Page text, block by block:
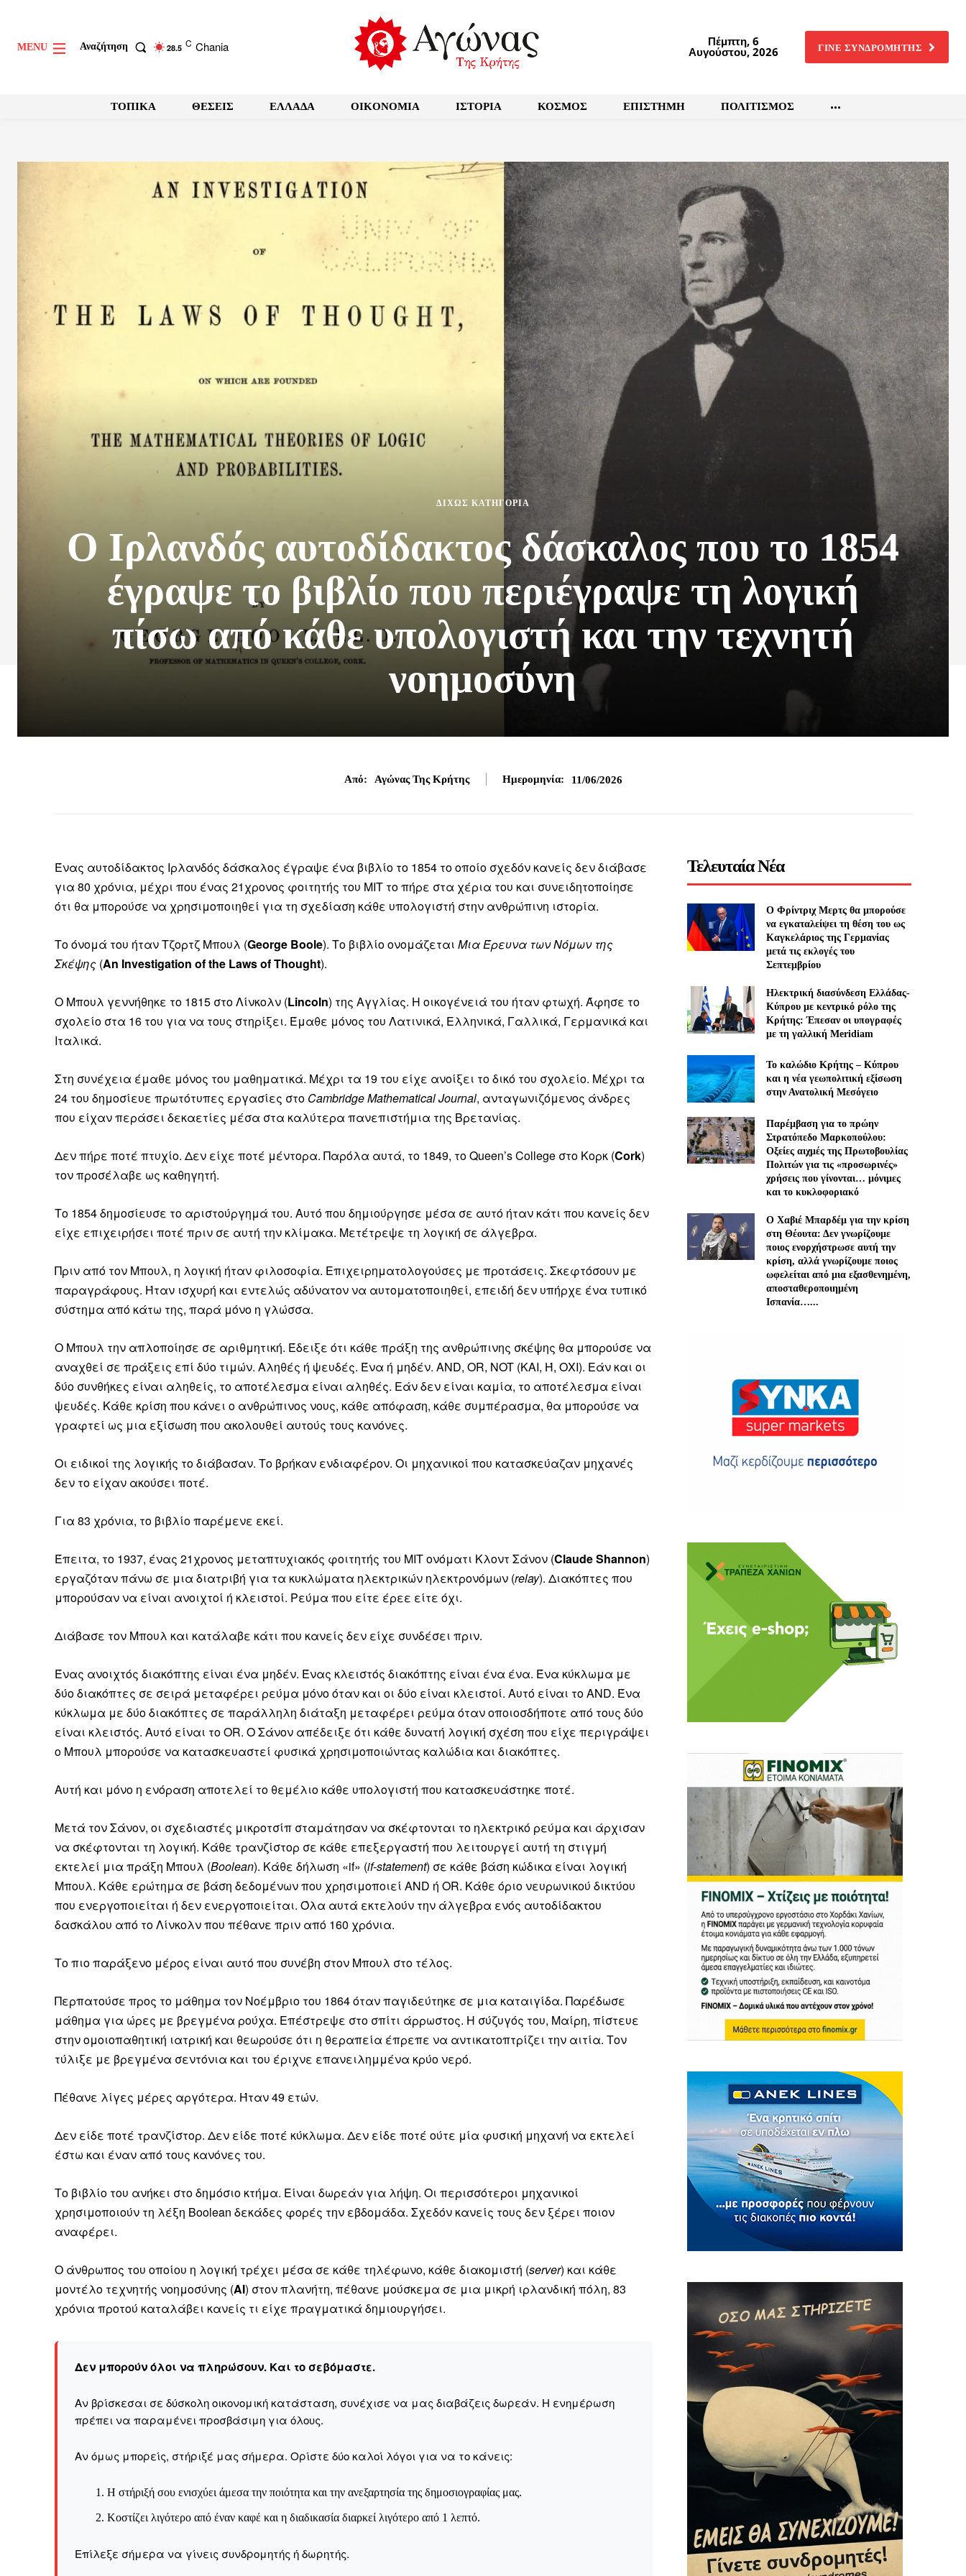
Καθημερινή Μαχητική
Εφημερίδα
ΕΓΓΡΑΦΕΙΤΕ
Ποιοι είμαστε
Δεν μπορούν όλοι να πληρώσουν. Και το σεβόμαστε.
Αν βρίσκεσαι σε δύσκολη οικονομική κατάσταση, συνέχισε να μας διαβάζεις δωρεάν. Η ενημέρωση πρέπει να
παραμένει προσβάσιμη για όλους.
Η στήριξή σου ενισχύει άμεσα την ποιότητα και την ανεξαρτησία της δημοσιογραφίας μας.
Επίλεξε σήμερα να γίνεις συνδρομητής ή δωρητής.
Γίνε συνδρομητής
MENU Αναζήτηση 28.5 C Chania Πέμπτη, 6
Αυγούστου, 2026 ΓΙΝΕ ΣΥΝΔΡΟΜΗΤΗΣ
ΤΟΠΙΚΑ ΘΕΣΕΙΣ ΕΛΛΑΔΑ OIKONOMIA ΙΣΤΟΡΙΑ ΚΟΣΜΟΣ ΕΠΙΣΤΗΜΗ ΠΟΛΙΤΙΣΜΟΣ
ΔΙΧΩΣ ΚΑΤΗΓΟΡΙΑ
Ο Ιρλανδός αυτοδίδακτος δάσκαλος που το 1854
έγραψε το βιβλίο που περιέγραψε τη λογική
πίσω από κάθε υπολογιστή και την τεχνητή
νοημοσύνη
Από: Αγώνας Της Κρήτης Ημερομηνία: 11/06/2026
Ένας αυτοδίδακτος Ιρλανδός δάσκαλος έγραψε ένα βιβλίο το 1854 το οποίο σχεδόν κανείς δεν διάβασε
για 80 χρόνια, μέχρι που ένας 21χρονος φοιτητής του MIT το πήρε στα χέρια του και συνειδητοποίησε
ότι θα μπορούσε να χρησιμοποιηθεί για τη σχεδίαση κάθε υπολογιστή στην ανθρώπινη ιστορία.
Το όνομά του ήταν Τζορτζ Μπουλ (George Boole). Το βιβλίο ονομάζεται Μια Έρευνα των Νόμων της
Σκέψης (An Investigation of the Laws of Thought).
Ο Μπουλ γεννήθηκε το 1815 στο Λίνκολν (Lincoln) της Αγγλίας. Η οικογένειά του ήταν φτωχή. Άφησε το
σχολείο στα 16 του για να τους στηρίξει. Έμαθε μόνος του Λατινικά, Ελληνικά, Γαλλικά, Γερμανικά και
Ιταλικά.
Στη συνέχεια έμαθε μόνος του μαθηματικά. Μέχρι τα 19 του είχε ανοίξει το δικό του σχολείο. Μέχρι τα
24 του δημοσίευε πρωτότυπες εργασίες στο Cambridge Mathematical Journal, ανταγωνιζόμενος άνδρες
που είχαν περάσει δεκαετίες μέσα στα καλύτερα πανεπιστήμια της Βρετανίας.
Δεν πήρε ποτέ πτυχίο. Δεν είχε ποτέ μέντορα. Παρόλα αυτά, το 1849, το Queen’s College στο Κορκ (Cork)
τον προσέλαβε ως καθηγητή.
Το 1854 δημοσίευσε το αριστούργημά του. Αυτό που δημιούργησε μέσα σε αυτό ήταν κάτι που κανείς δεν
είχε επιχειρήσει ποτέ πριν σε αυτή την κλίμακα. Μετέτρεψε τη λογική σε άλγεβρα.
Πριν από τον Μπουλ, η λογική ήταν φιλοσοφία. Επιχειρηματολογούσες με προτάσεις. Σκεφτόσουν με
παραγράφους. Ήταν ισχυρή και εντελώς αδύνατον να αυτοματοποιηθεί, επειδή δεν υπήρχε ένα τυπικό
σύστημα από κάτω της, παρά μόνο η γλώσσα.
Ο Μπουλ την απλοποίησε σε αριθμητική. Έδειξε ότι κάθε πράξη της ανθρώπινης σκέψης θα μπορούσε να
αναχθεί σε πράξεις επί δύο τιμών. Αληθές ή ψευδές. Ένα ή μηδέν. AND, OR, NOT (ΚΑΙ, Ή, ΟΧΙ). Εάν και οι
δύο συνθήκες είναι αληθείς, το αποτέλεσμα είναι αληθές. Εάν δεν είναι καμία, το αποτέλεσμα είναι
ψευδές. Κάθε κρίση που κάνει ο ανθρώπινος νους, κάθε απόφαση, κάθε συμπέρασμα, θα μπορούσε να
γραφτεί ως μια εξίσωση που ακολουθεί αυτούς τους κανόνες.
Οι ειδικοί της λογικής το διάβασαν. Το βρήκαν ενδιαφέρον. Οι μηχανικοί που κατασκεύαζαν μηχανές
δεν το είχαν ακούσει ποτέ.
Για 83 χρόνια, το βιβλίο παρέμενε εκεί.
Έπειτα, το 1937, ένας 21χρονος μεταπτυχιακός φοιτητής του MIT ονόματι Κλοντ Σάνον (Claude Shannon)
εργαζόταν πάνω σε μια διατριβή για τα κυκλώματα ηλεκτρικών ηλεκτρονόμων (relay). Διακόπτες που
μπορούσαν να είναι ανοιχτοί ή κλειστοί. Ρεύμα που είτε έρεε είτε όχι.
Διάβασε τον Μπουλ και κατάλαβε κάτι που κανείς δεν είχε συνδέσει πριν.
Ένας ανοιχτός διακόπτης είναι ένα μηδέν. Ένας κλειστός διακόπτης είναι ένα ένα. Ένα κύκλωμα με
δύο διακόπτες σε σειρά μεταφέρει ρεύμα μόνο όταν και οι δύο είναι κλειστοί. Αυτό είναι το AND. Ένα
κύκλωμα με δύο διακόπτες σε παράλληλη διάταξη μεταφέρει ρεύμα όταν οποιοσδήποτε από τους δύο
είναι κλειστός. Αυτό είναι το OR. Ο Σάνον απέδειξε ότι κάθε δυνατή λογική σχέση που είχε περιγράψει
ο Μπουλ μπορούσε να κατασκευαστεί φυσικά χρησιμοποιώντας καλώδια και διακόπτες.
Αυτή και μόνο η ενόραση αποτελεί το θεμέλιο κάθε υπολογιστή που κατασκευάστηκε ποτέ.
Μετά τον Σάνον, οι σχεδιαστές μικροτσίπ σταμάτησαν να σκέφτονται το ηλεκτρικό ρεύμα και άρχισαν
να σκέφτονται τη λογική. Κάθε τρανζίστορ σε κάθε επεξεργαστή που λειτουργεί αυτή τη στιγμή
εκτελεί μια πράξη Μπουλ (Boolean). Κάθε δήλωση «if» (if-statement) σε κάθε βάση κώδικα είναι λογική
Μπουλ. Κάθε ερώτημα σε βάση δεδομένων που χρησιμοποιεί AND ή OR. Κάθε όριο νευρωνικού δικτύου
που ενεργοποιείται ή δεν ενεργοποιείται. Όλα αυτά εκτελούν την άλγεβρα ενός αυτοδίδακτου
δασκάλου από το Λίνκολν που πέθανε πριν από 160 χρόνια.
Το πιο παράξενο μέρος είναι αυτό που συνέβη στον Μπουλ στο τέλος.
Περπατούσε προς το μάθημα τον Νοέμβριο του 1864 όταν παγιδεύτηκε σε μια καταιγίδα. Παρέδωσε
μάθημα για ώρες με βρεγμένα ρούχα. Επέστρεψε στο σπίτι άρρωστος. Η σύζυγός του, Μαίρη, πίστευε
στην ομοιοπαθητική ιατρική και θεωρούσε ότι η θεραπεία έπρεπε να αντικατοπτρίζει την αιτία. Τον
τύλιξε με βρεγμένα σεντόνια και του έριχνε επανειλημμένα κρύο νερό.
Πέθανε λίγες μέρες αργότερα. Ήταν 49 ετών.
Δεν είδε ποτέ τρανζίστορ. Δεν είδε ποτέ κύκλωμα. Δεν είδε ποτέ ούτε μία φυσική μηχανή να εκτελεί
έστω και έναν από τους κανόνες του.
Το βιβλίο του ανήκει στο δημόσιο κτήμα. Είναι δωρεάν για λήψη. Οι περισσότεροι μηχανικοί
χρησιμοποιούν τη λέξη Boolean δεκάδες φορές την εβδομάδα. Σχεδόν κανείς τους δεν ξέρει ποιον
αναφέρει.
Ο άνθρωπος του οποίου η λογική τρέχει μέσα σε κάθε τηλέφωνο, κάθε διακομιστή (server) και κάθε
μοντέλο τεχνητής νοημοσύνης (AI) στον πλανήτη, πέθανε μούσκεμα σε μια μικρή ιρλανδική πόλη, 83
χρόνια προτού καταλάβει κανείς τι είχε πραγματικά δημιουργήσει.
Δεν μπορούν όλοι να πληρώσουν. Και το σεβόμαστε.
Αν βρίσκεσαι σε δύσκολη οικονομική κατάσταση, συνέχισε να μας διαβάζεις δωρεάν. Η ενημέρωση
πρέπει να παραμένει προσβάσιμη για όλους.
Αν όμως μπορείς, στήριξέ μας σήμερα. Ορίστε δύο καλοί λόγοι για να το κάνεις:
Η στήριξή σου ενισχύει άμεσα την ποιότητα και την ανεξαρτησία της δημοσιογραφίας μας.
Κοστίζει λιγότερο από έναν καφέ και η διαδικασία διαρκεί λιγότερο από 1 λεπτό.
Επίλεξε σήμερα να γίνεις συνδρομητής ή δωρητής.
Τελευταία Νέα
Ο Φρίντριχ Μερτς θα μπορούσε
να εγκαταλείψει τη θέση του ως
Καγκελάριος της Γερμανίας
μετά τις εκλογές του
Σεπτεμβρίου
Ηλεκτρική διασύνδεση Ελλάδας-
Κύπρου με κεντρικό ρόλο της
Κρήτης: Έπεσαν οι υπογραφές
με τη γαλλική Meridiam
Το καλώδιο Κρήτης – Κύπρου
και η νέα γεωπολιτική εξίσωση
στην Ανατολική Μεσόγειο
Παρέμβαση για το πρώην
Στρατόπεδο Μαρκοπούλου:
Οξείες αιχμές της Πρωτοβουλίας
Πολιτών για τις «προσωρινές»
χρήσεις που γίνονται… μόνιμες
και το κυκλοφοριακό
Ο Χαβιέ Μπαρδέμ για την κρίση
στη Θέουτα: Δεν γνωρίζουμε
ποιος ενορχήστρωσε αυτή την
κρίση, αλλά γνωρίζουμε ποιος
ωφελείται από μια εξασθενημένη,
αποσταθεροποιημένη
Ισπανία…...